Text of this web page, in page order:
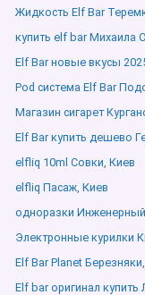
Жидкость Elf Bar
купить elf bar Михаила
Elf Bar новые вкусы
Pod система Elf Bar
Магазин сигарет
Elf Bar купить дешево
elfliq 10ml Совки, Киев
elfliq Пасаж, Киев
одноразки
Электронные курилки
Elf Bar Planet
Elf bar оригинал